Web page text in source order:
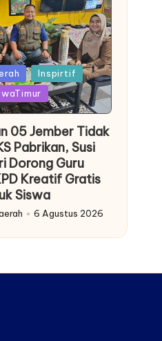
Inspirtif
05 Jember Tidak
Pabrikan, Susi
Dorong Guru
Kreatif Gratis
Siswa
6 Agustus 2026